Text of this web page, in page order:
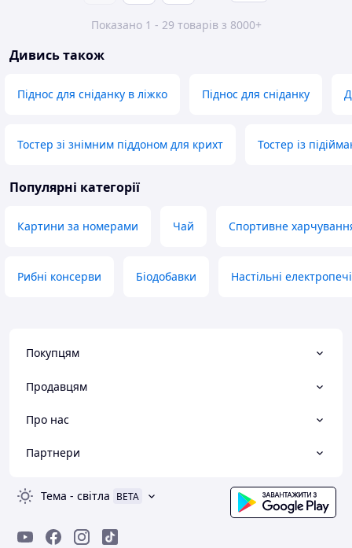
Показано 1 - 29 товарів з 8000+
Дивись також
Піднос для сніданку в ліжко Піднос для сніданку
Тостер зі знімним піддоном для крихт Тостер із
Популярні категорії
Картини за номерами Чай Спортивне
Рибні консерви Біодобавки Настільні
Покупцям
Продавцям
Про нас
Партнери
Тема - світла BETA